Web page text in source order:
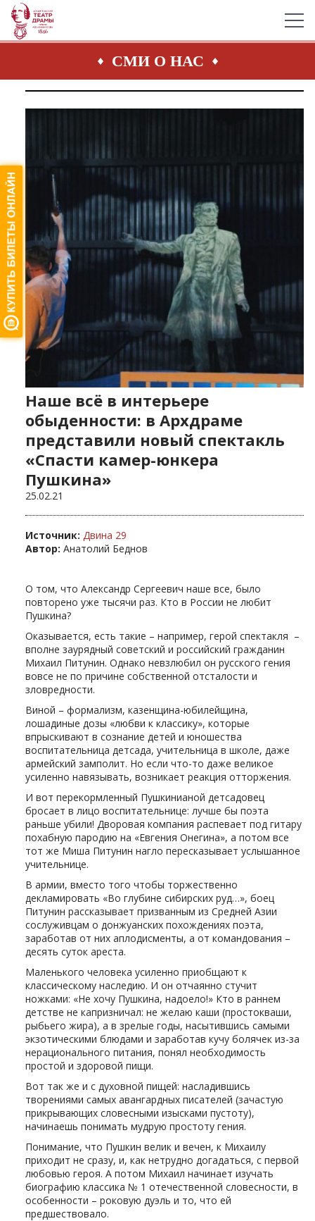
СМИ О НАС
Наше всё в интерьере
обыденности: в Архдраме
представили новый спектакль
«Спасти камер-юнкера
Пушкина»
25.02.21
Источник: Двина 29
Автор: Анатолий Беднов
О том, что Александр Сергеевич наше все, было
повторено уже тысячи раз. Кто в России не любит
Пушкина?
Оказывается, есть такие – например, герой спектакля –
вполне заурядный советский и российский гражданин
Михаил Питунин. Однако невзлюбил он русского гения
вовсе не по причине собственной отсталости и
зловредности.
Виной – формализм, казенщина-юбилейщина,
лошадиные дозы «любви к классику», которые
впрыскивают в сознание детей и юношества
воспитательница детсада, учительница в школе, даже
армейский замполит. Но если что-то даже великое
усиленно навязывать, возникает реакция отторжения.
И вот перекормленный Пушкинианой детсадовец
бросает в лицо воспитательнице: лучше бы поэта
раньше убили! Дворовая компания распевает под гитару
похабную пародию на «Евгения Онегина», а потом все
тот же Миша Питунин нагло пересказывает услышанное
учительнице.
В армии, вместо того чтобы торжественно
декламировать «Во глубине сибирских руд…», боец
Питунин рассказывает призванным из Средней Азии
сослуживцам о донжуанских похождениях поэта,
заработав от них аплодисменты, а от командования –
десять суток ареста.
Маленького человека усиленно приобщают к
классическому наследию. И он отчаянно стучит
ножками: «Не хочу Пушкина, надоело!» Кто в раннем
детстве не капризничал: не желаю каши (простокваши,
рыбьего жира), а в зрелые годы, насытившись самыми
экзотическими блюдами и заработав кучу болячек из-за
нерационального питания, понял необходимость
простой и здоровой пищи.
Вот так же и с духовной пищей: насладившись
творениями самых авангардных писателей (зачастую
прикрывающих словесными изысками пустоту),
начинаешь понимать мудрую простоту гения.
Понимание, что Пушкин велик и вечен, к Михаилу
приходит не сразу, и, как нетрудно догадаться, с первой
любовью героя. А потом Михаил начинает изучать
биографию классика № 1 отечественной словесности, в
особенности – роковую дуэль и то, что ей
предшествовало.